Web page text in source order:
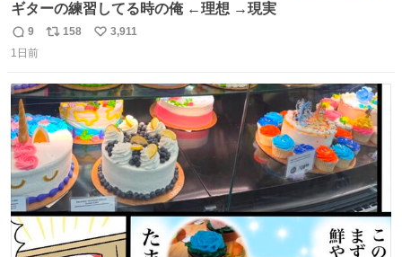
ギターの練習してる時の俺 ←理想 →現実
返
信
9
リ
ト
数
158
い
数
3,911
1日前